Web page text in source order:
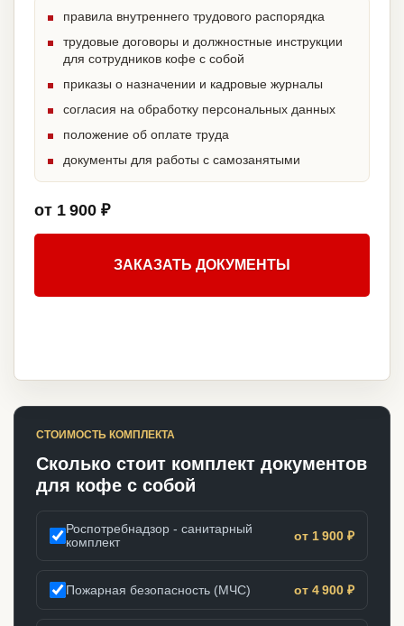
правила внутреннего трудового распорядка
трудовые договоры и должностные инструкции
для сотрудников кофе с собой
приказы о назначении и кадровые журналы
согласия на обработку персональных данных
положение об оплате труда
документы для работы с самозанятыми
от 1 900 ₽
ЗАКАЗАТЬ ДОКУМЕНТЫ
СТОИМОСТЬ КОМПЛЕКТА
Сколько стоит комплект документов
для кофе с собой
Роспотребнадзор - санитарный
комплект
от 1 900 ₽
Пожарная безопасность (МЧС) от 4 900 ₽